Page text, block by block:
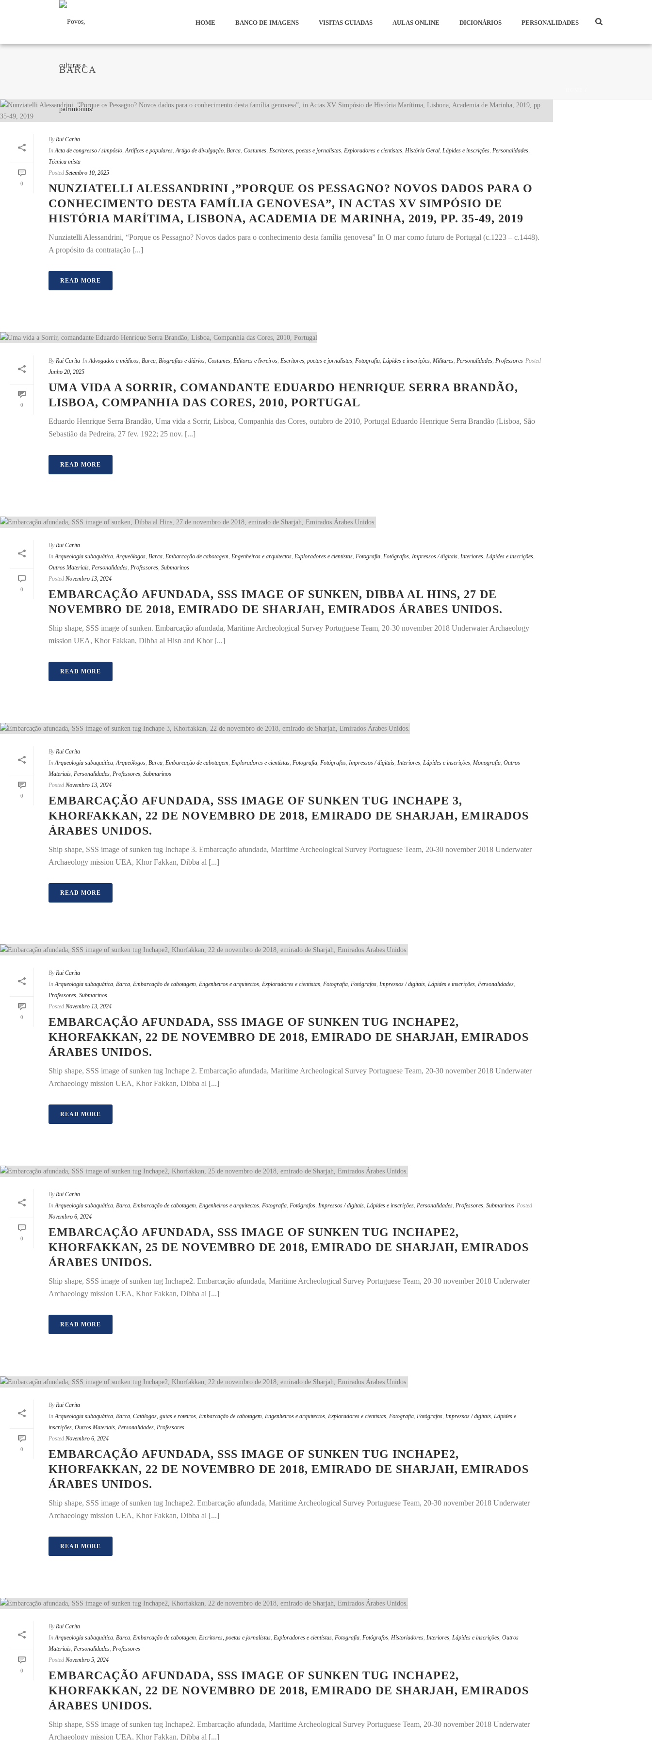
HOME BANCO DE IMAGENS VISITAS GUIADAS AULAS ONLINE DICIONÁRIOS PERSONALIDADES
BARCA
0
By Rui Carita
In Acta de congresso / simpósio,Artífices e populares,Artigo de divulgação, Barca, Costumes, Escritores, poetas e jornalistas, Exploradores e cientistas, História Geral, Lápides e inscrições, Personalidades,
Técnica mista
Posted Setembro 10, 2025
NUNZIATELLI ALESSANDRINI ,”PORQUE OS PESSAGNO? NOVOS DADOS PARA O
CONHECIMENTO DESTA FAMÍLIA GENOVESA”, IN ACTAS XV SIMPÓSIO DE
HISTÓRIA MARÍTIMA, LISBONA, ACADEMIA DE MARINHA, 2019, PP. 35-49, 2019
Nunziatelli Alessandrini, “Porque os Pessagno? Novos dados para o conhecimento desta família genovesa” In O mar como futuro de Portugal (c.1223 – c.1448).
A propósito da contratação [...]
READ MORE
0
By Rui Carita In Advogados e médicos, Barca, Biografias e diários, Costumes, Editores e livreiros, Escritores, poetas e jornalistas, Fotografia, Lápides e inscrições, Militares, Personalidades, Professores Posted
Junho 20, 2025
UMA VIDA A SORRIR, COMANDANTE EDUARDO HENRIQUE SERRA BRANDÃO,
LISBOA, COMPANHIA DAS CORES, 2010, PORTUGAL
Eduardo Henrique Serra Brandão, Uma vida a Sorrir, Lisboa, Companhia das Cores, outubro de 2010, Portugal Eduardo Henrique Serra Brandão (Lisboa, São
Sebastião da Pedreira, 27 fev. 1922; 25 nov. [...]
READ MORE
0
By Rui Carita
In Arqueologia subaquática Arqueólogos Barca Embarcação de cabotagem Engenheiros e arquitectos Exploradores e cientistas Fotografia Fotógrafos Impressos / digitais Interiores Lápides e inscrições
Outros Materiais Personalidades Professores Submarinos
Posted Novembro 13, 2024
EMBARCAÇÃO AFUNDADA, SSS IMAGE OF SUNKEN, DIBBA AL HINS, 27 DE
NOVEMBRO DE 2018, EMIRADO DE SHARJAH, EMIRADOS ÁRABES UNIDOS.
Ship shape, SSS image of sunken. Embarcação afundada, Maritime Archeological Survey Portuguese Team, 20-30 november 2018 Underwater Archaeology
mission UEA, Khor Fakkan, Dibba al Hisn and Khor [...]
READ MORE
0
By Rui Carita
In Arqueologia subaquática,Arqueólogos, Barca, Embarcação de cabotagem, Exploradores e cientistas, Fotografia, Fotógrafos, Impressos / digitais, Interiores, Lápides e inscrições, Monografia, Outros
Materiais, Personalidades, Professores, Submarinos
Posted Novembro 13, 2024
EMBARCAÇÃO AFUNDADA, SSS IMAGE OF SUNKEN TUG INCHAPE 3,
KHORFAKKAN, 22 DE NOVEMBRO DE 2018, EMIRADO DE SHARJAH, EMIRADOS
ÁRABES UNIDOS.
Ship shape, SSS image of sunken tug Inchape 3. Embarcação afundada, Maritime Archeological Survey Portuguese Team, 20-30 november 2018 Underwater
Archaeology mission UEA, Khor Fakkan, Dibba al [...]
READ MORE
0
By Rui Carita
In Arqueologia subaquática, Barca, Embarcação de cabotagem, Engenheiros e arquitectos, Exploradores e cientistas, Fotografia, Fotógrafos, Impressos / digitais, Lápides e inscrições, Personalidades,
Professores, Submarinos
Posted Novembro 13, 2024
EMBARCAÇÃO AFUNDADA, SSS IMAGE OF SUNKEN TUG INCHAPE2,
KHORFAKKAN, 22 DE NOVEMBRO DE 2018, EMIRADO DE SHARJAH, EMIRADOS
ÁRABES UNIDOS.
Ship shape, SSS image of sunken tug Inchape 2. Embarcação afundada, Maritime Archeological Survey Portuguese Team, 20-30 november 2018 Underwater
Archaeology mission UEA, Khor Fakkan, Dibba al [...]
READ MORE
0
By Rui Carita
In Arqueologia subaquática, Barca, Embarcação de cabotagem, Engenheiros e arquitectos, Fotografia, Fotógrafos, Impressos / digitais, Lápides e inscrições, Personalidades, Professores, Submarinos Posted
Novembro 6, 2024
EMBARCAÇÃO AFUNDADA, SSS IMAGE OF SUNKEN TUG INCHAPE2,
KHORFAKKAN, 25 DE NOVEMBRO DE 2018, EMIRADO DE SHARJAH, EMIRADOS
ÁRABES UNIDOS.
Ship shape, SSS image of sunken tug Inchape2. Embarcação afundada, Maritime Archeological Survey Portuguese Team, 20-30 november 2018 Underwater
Archaeology mission UEA, Khor Fakkan, Dibba al [...]
READ MORE
0
By Rui Carita
In Arqueologia subaquática Barca Catálogos, guias e roteiros Embarcação de cabotagem Engenheiros e arquitectos Exploradores e cientistas Fotografia Fotógrafos Impressos / digitais Lápides e
inscrições Outros Materiais Personalidades Professores
Posted Novembro 6, 2024
EMBARCAÇÃO AFUNDADA, SSS IMAGE OF SUNKEN TUG INCHAPE2,
KHORFAKKAN, 22 DE NOVEMBRO DE 2018, EMIRADO DE SHARJAH, EMIRADOS
ÁRABES UNIDOS.
Ship shape, SSS image of sunken tug Inchape2. Embarcação afundada, Maritime Archeological Survey Portuguese Team, 20-30 november 2018 Underwater
Archaeology mission UEA, Khor Fakkan, Dibba al [...]
READ MORE
0
By Rui Carita
In Arqueologia subaquática, Barca, Embarcação de cabotagem, Escritores, poetas e jornalistas, Exploradores e cientistas, Fotografia, Fotógrafos, Historiadores, Interiores, Lápides e inscrições, Outros
Materiais, Personalidades, Professores
Posted Novembro 5, 2024
EMBARCAÇÃO AFUNDADA, SSS IMAGE OF SUNKEN TUG INCHAPE2,
KHORFAKKAN, 22 DE NOVEMBRO DE 2018, EMIRADO DE SHARJAH, EMIRADOS
ÁRABES UNIDOS.
Ship shape, SSS image of sunken tug Inchape2. Embarcação afundada, Maritime Archeological Survey Portuguese Team, 20-30 november 2018 Underwater
Archaeology mission UEA, Khor Fakkan, Dibba al [...]